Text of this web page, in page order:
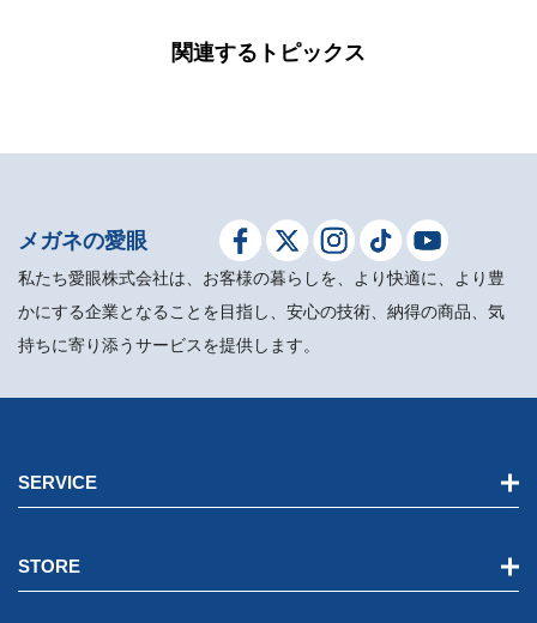
関連するトピックス
メガネの愛眼
私たち愛眼株式会社は、お客様の暮らしを、より快適に、より豊
かにする企業となることを目指し、安心の技術、納得の商品、気
持ちに寄り添うサービスを提供します。
SERVICE
STORE